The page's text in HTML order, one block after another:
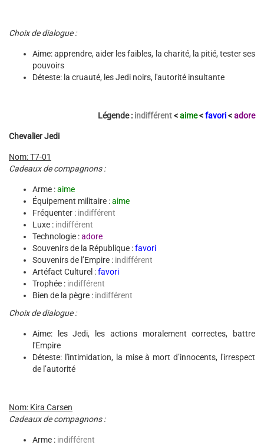
Choix de dialogue :
Aime: apprendre, aider les faibles, la charité, la pitié, tester ses
pouvoirs
Déteste: la cruauté, les Jedi noirs, l'autorité insultante
Légende : indifférent<aime<favori<adore
Chevalier Jedi
Nom: T7-01
Cadeaux de compagnons :
Arme :aime
Équipement militaire :aime
Fréquenter : indifférent
Luxe : indifférent
Technologie :adore
Souvenirs de la République :favori
Souvenirs de l’Empire : indifférent
Artéfact Culturel :favori
Trophée : indifférent
Bien de la pègre : indifférent
Choix de dialogue :
Aime: les Jedi, les actions moralement correctes, battre
l'Empire
Déteste: l'intimidation, la mise à mort d’innocents, l'irrespect
de l’autorité
Nom: Kira Carsen
Cadeaux de compagnons :
Arme : indifférent